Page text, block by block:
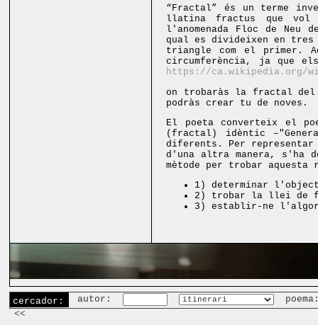
“Fractal” és un terme
llatina fractus que vol
l'anomenada Floc de
qual es divideixen en
triangle com el primer.
circumferència, ja que
https://ca.wikipedia.org/
on trobaràs la fractal del
podràs crear tu de noves.
El poeta converteix el
(fractal) idèntic
diferents. Per
d'una altra manera, s'ha
mètode per trobar
1) determinar
2) trobar la llei de
3) establir-ne
cercador: autor:
<<